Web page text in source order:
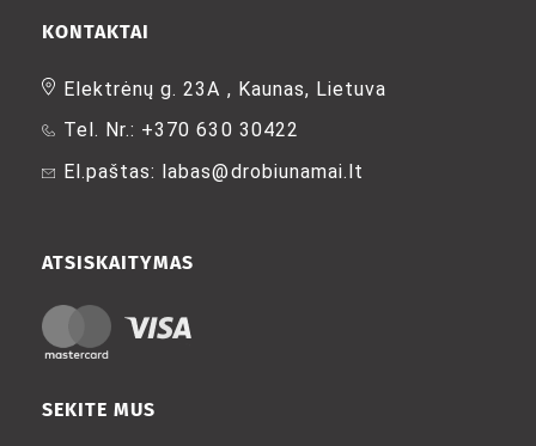
The
be
chosen
the
SEKITE MUS
ATSISKAITYMAS
KONTAKTAI
Elektrėnų g. 23A , Kaunas, Lietuva
Tel. Nr.: +370 630 30422
El.paštas: labas@drobiunamai.lt